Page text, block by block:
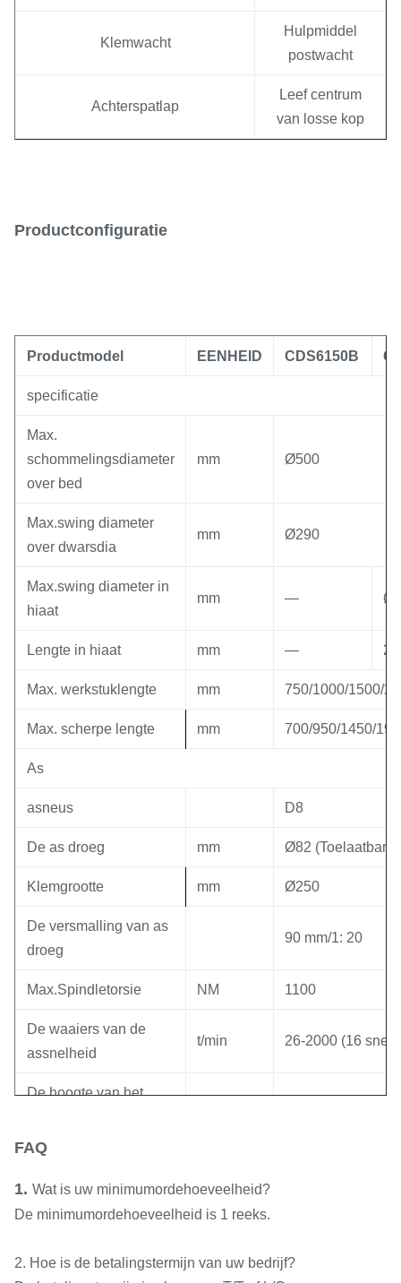
Klemwacht
Hulpmiddel
postwacht
Achterspatlap
Leef centrum
van losse kop
Ankerbouten
Ascentrum en centrumkoker
(Beschikbare ≤1000mm)
Productconfiguratie
Productmodel EENHEID CDS6150B
specificatie
Max.
schommelingsdiameter
over bed
mm Ø500
Max.swing diameter
over dwarsdia
mm Ø290
Max.swing diameter in
hiaat
mm —
Lengte in hiaat mm —
Max. werkstuklengte mm 750/1000/1500/
Max. scherpe lengte mm 700/950/1450/
As
asneus D8
De as droeg mm Ø82 (Toelaatbare
Klemgrootte mm Ø250
De versmalling van as
droeg
90 mm/1: 20
Max.Spindletorsie NM 1100
De waaiers van de
assnelheid
t/min 26-2000 (16
De hoogte van het
De macht van de
asmotor
Losse kop
Diameter van losse
mm Ø75
FAQ
1. Wat is uw minimumordehoeveelheid?
De minimumordehoeveelheid is 1 reeks.
2. Hoe is de betalingstermijn van uw bedrijf?